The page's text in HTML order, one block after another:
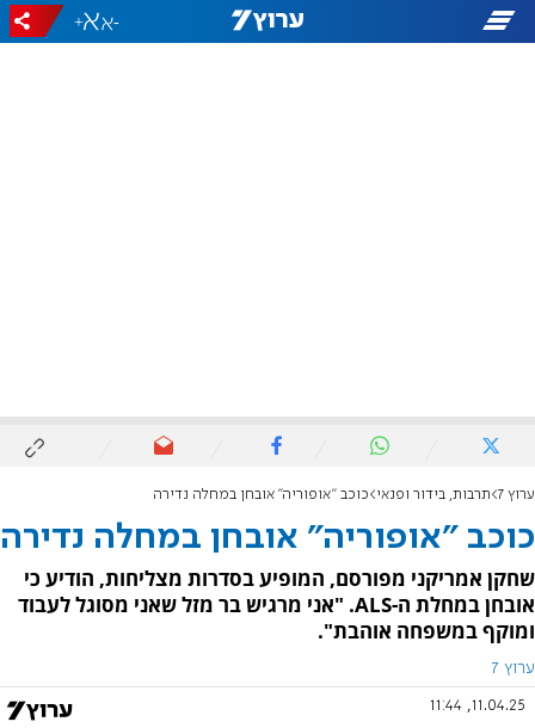
-
+
ערוץ 7 תרבות, בידור ופנאי כוכב "אופוריה" אובחן במחלה נדירה
כוכב "אופוריה" אובחן במחלה נדירה
שחקן אמריקני מפורסם, המופיע בסדרות מצליחות, הודיע כי
אובחן במחלת ה-ALS. "אני מרגיש בר מזל שאני מסוגל לעבוד
ומוקף במשפחה אוהבת".
ערוץ 7
11.04.25, 11:44